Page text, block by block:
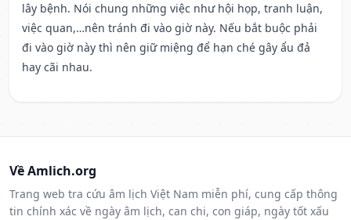
lây bệnh. Nói chung những việc như hội họp, tranh luận,
việc quan,…nên tránh đi vào giờ này. Nếu bắt buộc phải
đi vào giờ này thì nên giữ miệng để hạn ché gây ẩu đả
hay cãi nhau.
Về Amlich.org
Trang web tra cứu âm lịch Việt Nam miễn phí, cung cấp thông
tin chính xác về ngày âm lịch, can chi, con giáp, ngày tốt xấu